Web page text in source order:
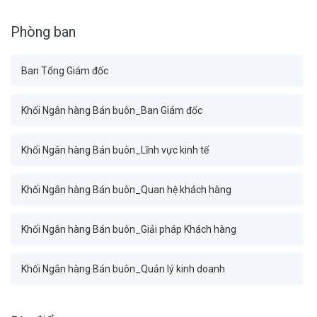
Phòng ban
Ban Tổng Giám đốc
Khối Ngân hàng Bán buôn_Ban Giám đốc
Khối Ngân hàng Bán buôn_Lĩnh vực kinh tế
Khối Ngân hàng Bán buôn_Quan hệ khách hàng
Khối Ngân hàng Bán buôn_Giải pháp Khách hàng
Khối Ngân hàng Bán buôn_Quản lý kinh doanh